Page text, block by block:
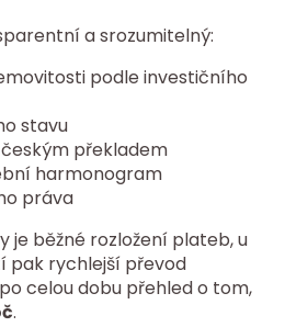
a srozumitelný:
podle investičního
stavu
překladem
harmonogram
práva
je běžné rozložení plateb, u
pak rychlejší převod
celou dobu přehled o tom,
.